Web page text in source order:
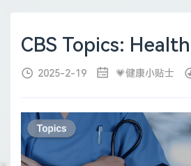
CBS Topics: Health
2025-2-19 💗健康小贴士